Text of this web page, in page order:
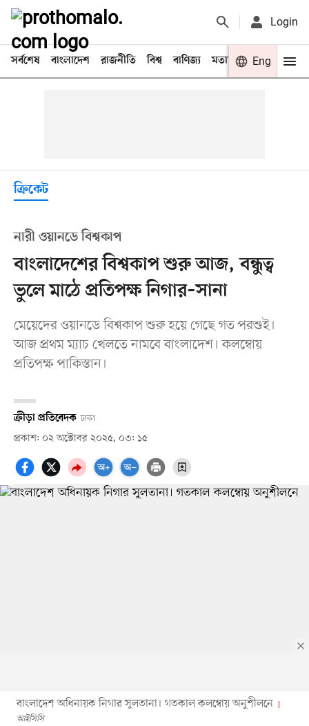
Login
সর্বশেষ বাংলাদেশ রাজনীতি বিশ্ব বাণিজ্য মতামত খেলা
Eng
ক্রিকেট
নারী ওয়ানডে বিশ্বকাপ
বাংলাদেশের বিশ্বকাপ শুরু আজ, বন্ধুত্ব
ভুলে মাঠে প্রতিপক্ষ নিগার–সানা
মেয়েদের ওয়ানডে বিশ্বকাপ শুরু হয়ে গেছে গত পরশুই।
আজ প্রথম ম্যাচ খেলতে নামবে বাংলাদেশ। কলম্বোয়
প্রতিপক্ষ পাকিস্তান।
ক্রীড়া প্রতিবেদক ঢাকা
প্রকাশ: ০২ অক্টোবর ২০২৫, ০৩: ১৫
বাংলাদেশ অধিনায়ক নিগার সুলতানা। গতকাল কলম্বোয় অনুশীলনে
আইসিসি